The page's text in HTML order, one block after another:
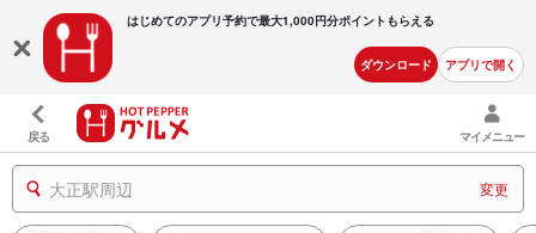
はじめてのアプリ予約で最大1,000円分ポイントもらえる
ダウンロード アプリで開く
戻る マイメニュー
大正駅周辺 変更